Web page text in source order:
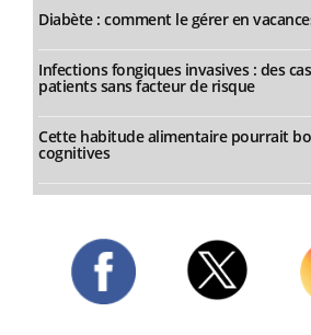
Diabète : comment le gérer en
Infections fongiques invasives : des
patients sans facteur de risque
Cette habitude alimentaire pourrait
cognitives